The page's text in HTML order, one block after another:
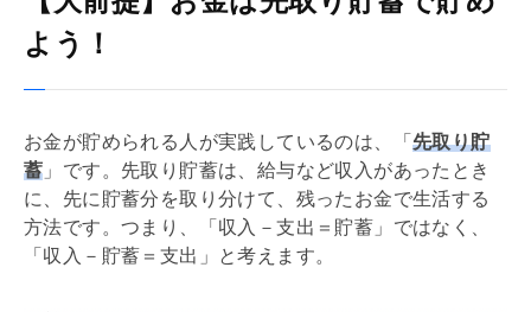
よう！
お金が貯められる人が実践しているのは、「 先取り貯
蓄 」です。先取り貯蓄は、給与など収入があったとき
に、先に貯蓄分を取り分けて、残ったお金で生活する
方法です。つまり、「収入－支出＝貯蓄」ではなく、
「収入－貯蓄＝支出」と考えます。